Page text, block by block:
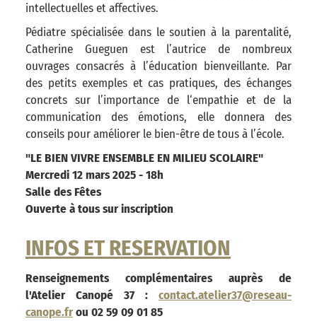
intellectuelles et affectives.
Pédiatre spécialisée dans le soutien à la parentalité,
Catherine Gueguen est l’autrice de nombreux
ouvrages consacrés à l’éducation bienveillante. Par
des petits exemples et cas pratiques, des échanges
concrets sur l’importance de l‘empathie et de la
communication des émotions, elle donnera des
conseils pour améliorer le bien-être de tous à l’école.
"LE BIEN VIVRE ENSEMBLE EN MILIEU SCOLAIRE"
Mercredi 12 mars 2025 - 18h
Salle des Fêtes
Ouverte à tous sur inscription
INFOS ET RESERVATION
Renseignements complémentaires auprès de
l'Atelier Canopé 37 : contact.atelier37@reseau-
canope.frou 02 59 0901 85